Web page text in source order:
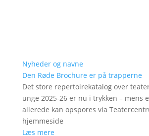
Nyheder og navne
Den Røde Brochure er på trapperne
Det store repertoirekatalog over
unge 2025-26 er nu i trykken – mens
allerede kan opspores via
hjemmeside
Læs mere